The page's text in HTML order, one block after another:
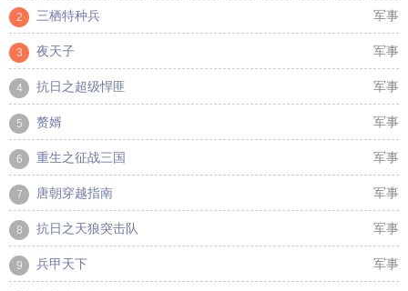
2 三栖特种兵 军事
3 夜天子 军事
4 抗日之超级悍匪 军事
5 赘婿 军事
6 重生之征战三国 军事
7 唐朝穿越指南 军事
8 抗日之天狼突击队 军事
9 兵甲天下 军事